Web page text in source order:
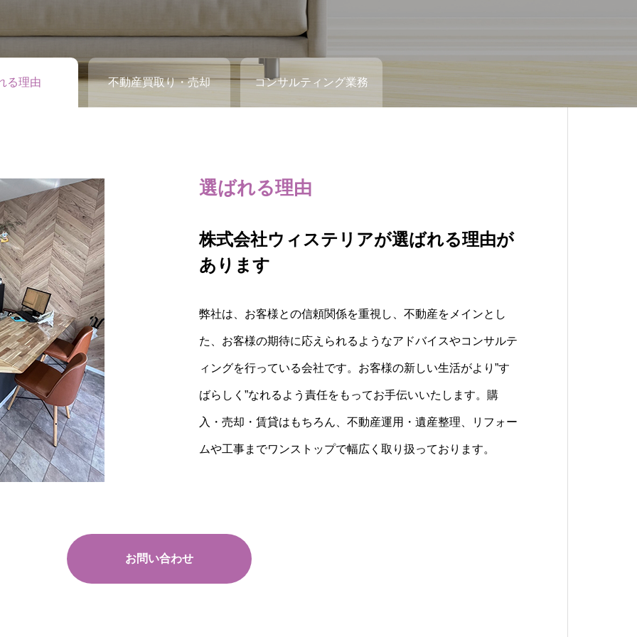
る理由 不動産買取り・売却 コンサルティング業務
選ばれる理由
株式会社ウィステリアが選ばれる理由が
あります
弊社は、お客様との信頼関係を重視し、不動産をメインとし
た、お客様の期待に応えられるようなアドバイスやコンサルテ
ィングを行っている会社です。お客様の新しい生活がより”す
ばらしく”なれるよう責任をもってお手伝いいたします。購
入・売却・賃貸はもちろん、不動産運用・遺産整理、リフォー
ムや工事までワンストップで幅広く取り扱っております。
お問い合わせ
不動産買取り・売却
不動産の買取り・売却はお任せください
不動産の買取り、売却を行っております。
スピード買取りや動産ごと買取りなど幅広いサービスを展開し
ております。
不動産買取りの詳細はこちら
コンサルティング業務
不動産のお悩み、相続問題、空き家問
題、税務問題などご相談下さい
株式会社ウィステリアでは、
当社提携の税理士・司法書士と連携し、不動産に関する幅広い
問題を解決する不動産の専門家が、お客様のご相談をお受けし
ます。
不動産の仲介業者とコンサルタント業務では、対応できる内容